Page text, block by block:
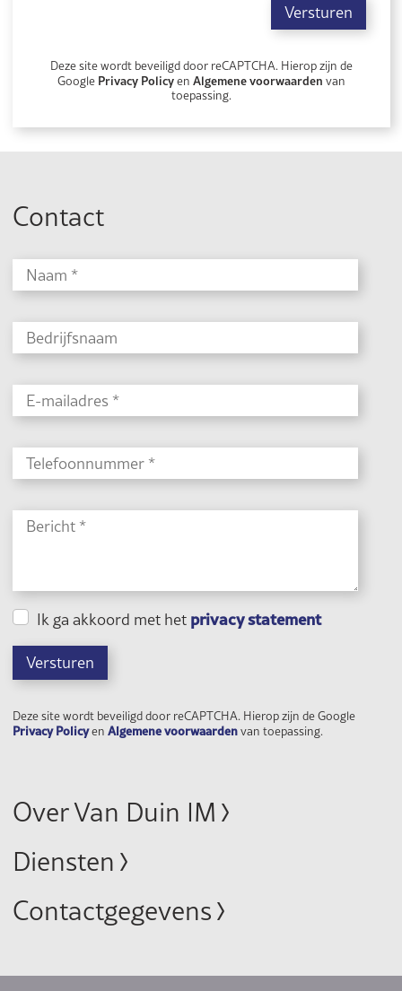
Versturen
Deze site wordt beveiligd door reCAPTCHA. Hierop zijn de
Google Privacy Policyen Algemene voorwaarden van
toepassing.
Contact
Ik ga akkoord met het privacy statement
Versturen
Deze site wordt beveiligd door reCAPTCHA. Hierop zijn de Google
Privacy Policyen Algemene voorwaardenvan toepassing.
Over Van Duin IM
Diensten
Contactgegevens